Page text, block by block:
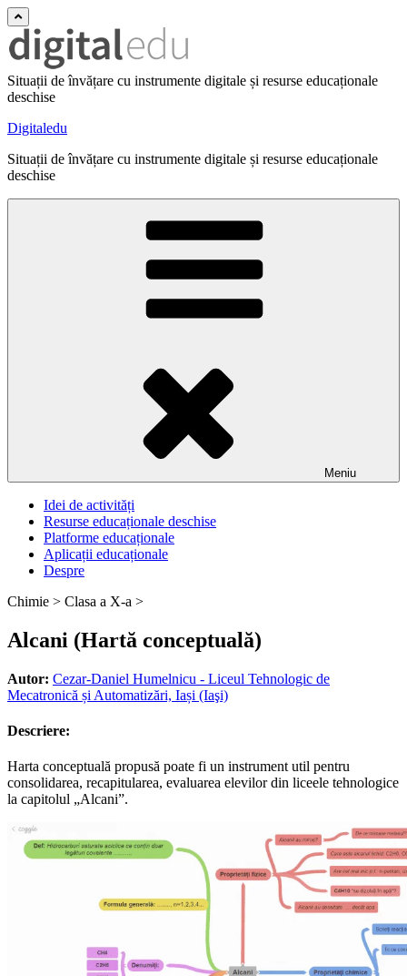
Situații de învățare cu instrumente digitale și resurse educaționale
deschise
Digitaledu
Situații de învățare cu instrumente digitale și resurse educaționale
deschise
Meniu
Idei de activități
Resurse educaționale deschise
Platforme educaționale
Aplicații educaționale
Despre
Chimie > Clasa a X-a >
Alcani (Hartă conceptuală)
Autor: Cezar-Daniel Humelnicu - Liceul Tehnologic de
Mecatronică și Automatizări, Iași (Iaşi)
Descriere:
Harta conceptuală propusă poate fi un instrument util pentru
consolidarea, recapitularea, evaluarea elevilor din liceele tehnologice
la capitolul „Alcani”.